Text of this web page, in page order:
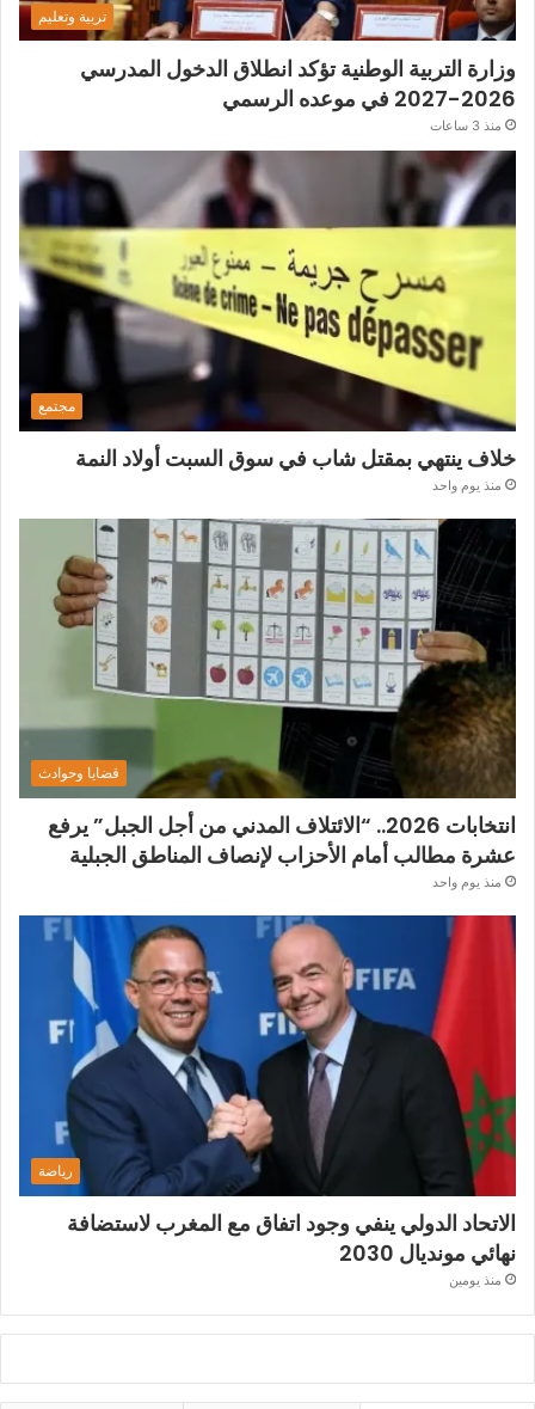
تربية وتعليم
وزارة التربية الوطنية تؤكد انطلاق الدخول المدرسي
2026-2027 في موعده الرسمي
منذ 3 ساعات
مجتمع
خلاف ينتهي بمقتل شاب في سوق السبت أولاد النمة
منذ يوم واحد
قضايا وحوادث
انتخابات 2026.. “الائتلاف المدني من أجل الجبل” يرفع
عشرة مطالب أمام الأحزاب لإنصاف المناطق الجبلية
منذ يوم واحد
رياضة
الاتحاد الدولي ينفي وجود اتفاق مع المغرب لاستضافة
نهائي مونديال 2030
منذ يومين